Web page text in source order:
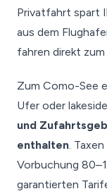
Privatfahrt spart
aus dem
fahren direkt
Zum Como-See
Ufer oder
und
enthalten.
Vorbuchung
garantierten